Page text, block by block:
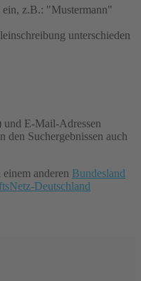
ein, z.B.: "Mustermann"
unterschieden
und E-Mail-Adressen
den Suchergebnissen auch
anderen Bundesland
Deutschland